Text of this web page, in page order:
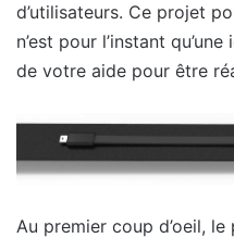
d’utilisateurs. Ce projet
n’est pour l’instant
de votre aide pour être
Au premier coup d’oeil,